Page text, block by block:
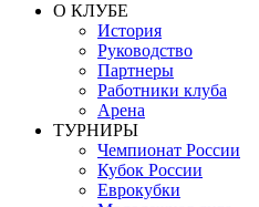
О КЛУБЕ
История
Руководство
Партнеры
Работники клуба
Арена
ТУРНИРЫ
Чемпионат России
Кубок России
Еврокубки